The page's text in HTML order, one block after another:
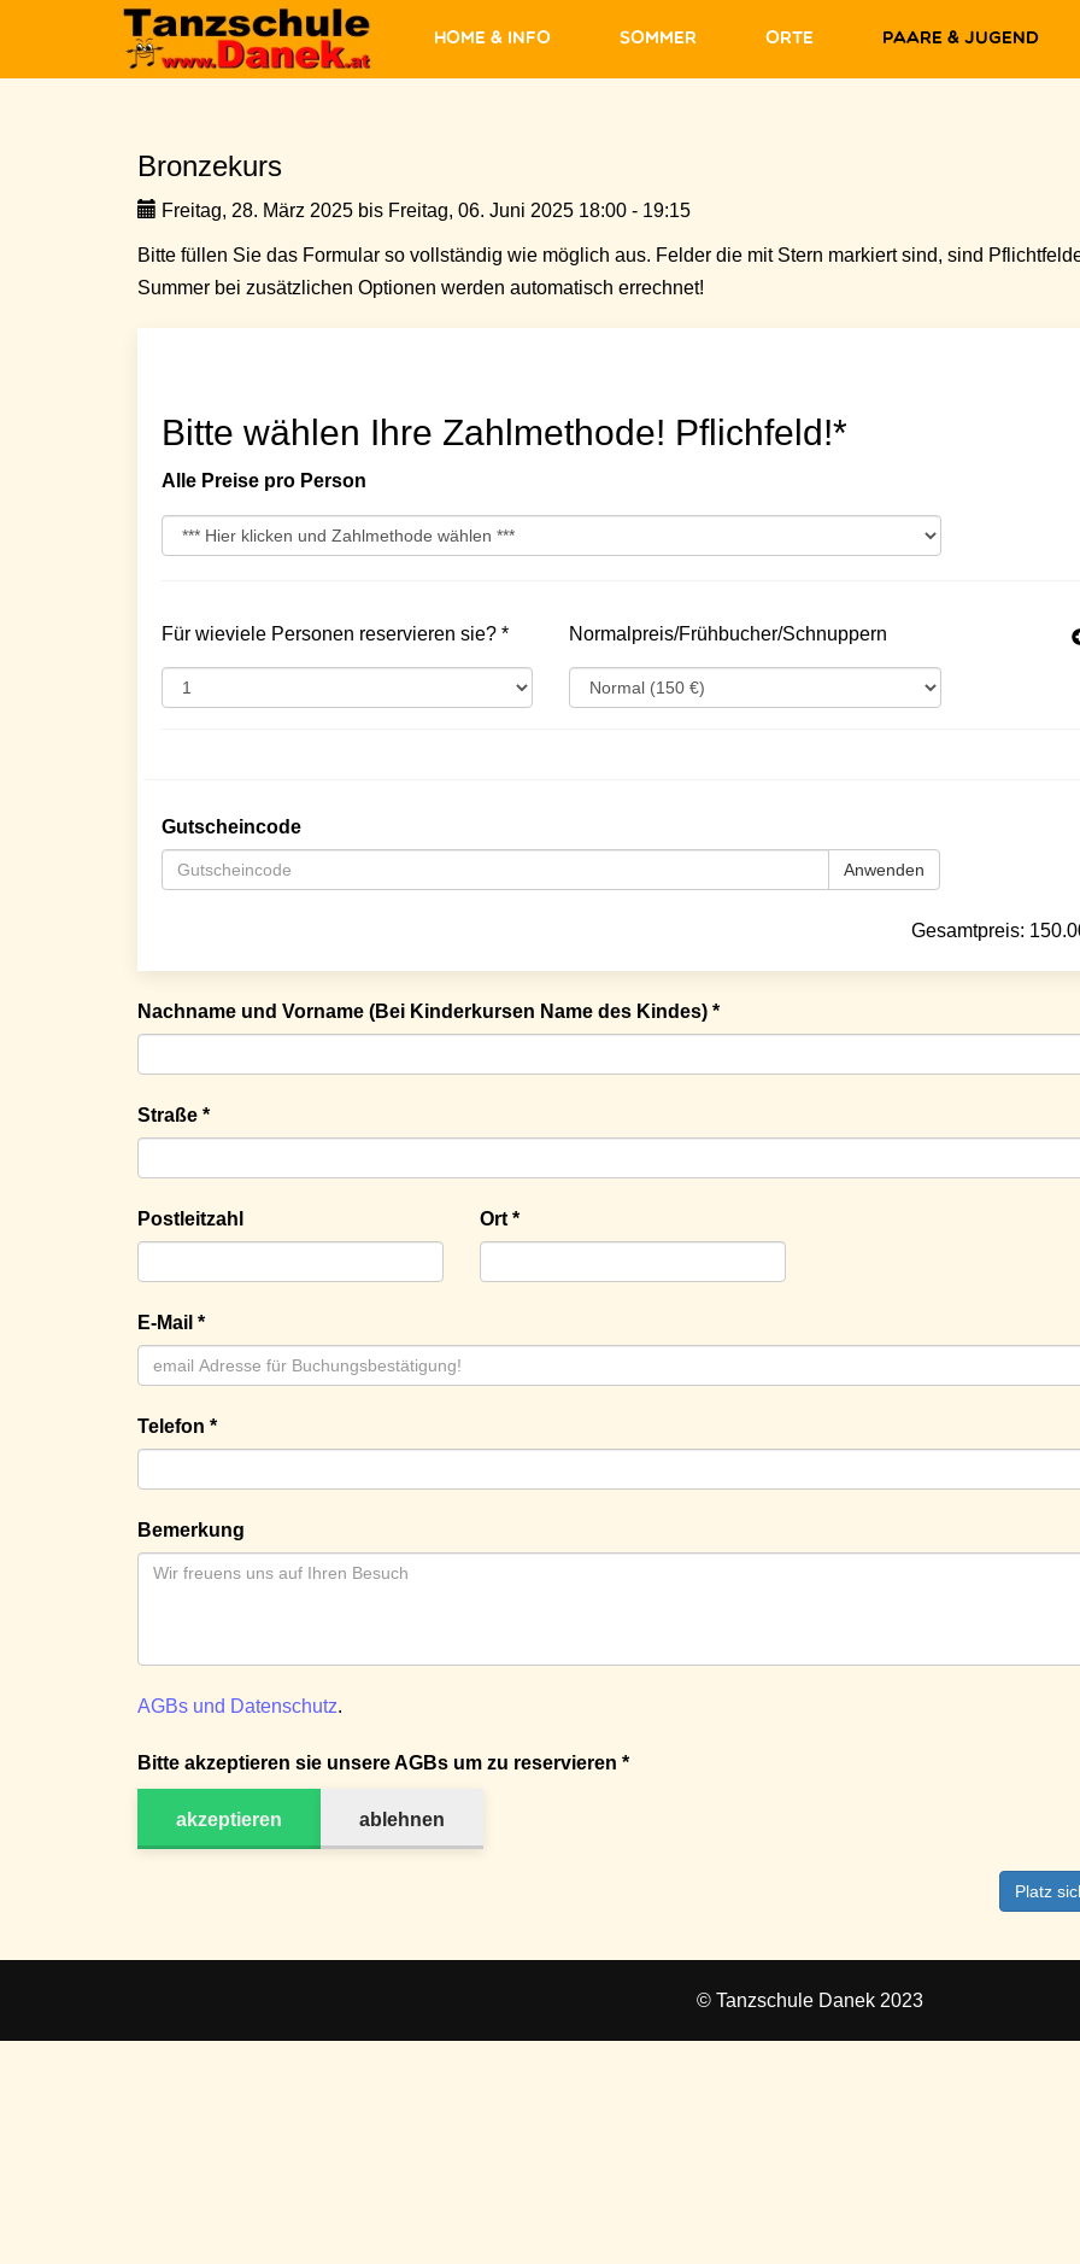
Home & Info Sommer Orte Paare & Jugend
Bronzekurs
Freitag, 28. März 2025 bis Freitag, 06. Juni 2025 18:00 - 19:15
Bitte füllen Sie das Formular so vollständig wie möglich aus. Felder die mit Stern markiert sind, sind
Summer bei zusätzlichen Optionen werden automatisch errechnet!
Bitte wählen Ihre Zahlmethode! Pflichfeld!*
Alle Preise pro Person
Für wieviele Personen reservieren sie? * Normalpreis/Frühbucher/Schnuppern
Gutscheincode
Anwenden
Gesamtpreis:
Nachname und Vorname (Bei Kinderkursen Name des Kindes) *
Straße *
Postleitzahl Ort *
E-Mail *
Telefon *
Bemerkung
AGBs und Datenschutz.
Bitte akzeptieren sie unsere AGBs um zu reservieren *
akzeptieren ablehnen
Platz
© Tanzschule Danek 2023